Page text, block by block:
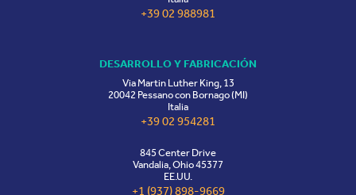
+39 02 988981
DESARROLLO Y FABRICACIÓN
Via Martin Luther King, 13
20042 Pessano con Bornago (MI)
Italia
+39 02 954281
845 Center Drive
Vandalia, Ohio 45377
EE.UU.
+1 (937) 898-9669